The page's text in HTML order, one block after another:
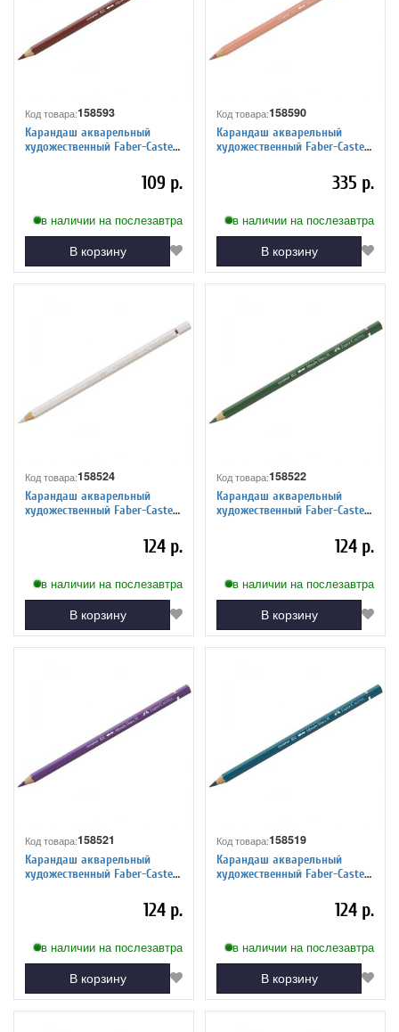
Код товара:158593
Карандаш акварельный
художественный Faber-Castell
109 р.
в наличии на послезавтра
В корзину
Код товара:158590
Карандаш акварельный
художественный Faber-Castell
335 р.
в наличии на послезавтра
В корзину
Код товара:158524
Карандаш акварельный
художественный Faber-Castell
124 р.
в наличии на послезавтра
В корзину
Код товара:158522
Карандаш акварельный
художественный Faber-Castell
124 р.
в наличии на послезавтра
В корзину
Код товара:158521
Карандаш акварельный
художественный Faber-Castell
марганцевый фиолетовый124 р.
в наличии на послезавтра
В корзину
Код товара:158519
Карандаш акварельный
художественный Faber-Castell
124 р.
в наличии на послезавтра
В корзину